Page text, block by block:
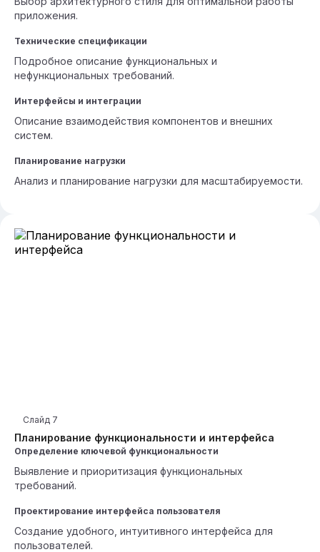
приложения.
Технические спецификации
Подробное описание функциональных и
нефункциональных требований.
Интерфейсы и интеграции
Описание взаимодействия компонентов и внешних
систем.
Планирование нагрузки
Анализ и планирование нагрузки для масштабируемости.
Планирование функциональности и интерфейса
Слайд 7
Определение ключевой функциональности
Выявление и приоритизация функциональных
требований.
Проектирование интерфейса пользователя
Создание удобного, интуитивного интерфейса для
пользователей.